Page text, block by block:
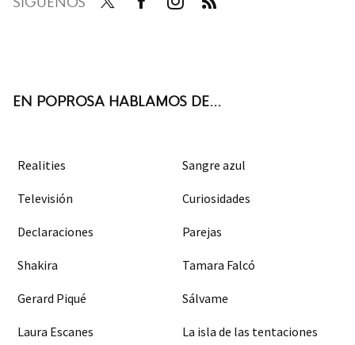
EN POPROSA HABLAMOS DE...
Realities Sangre azul
Televisión Curiosidades
Declaraciones Parejas
Shakira Tamara Falcó
Gerard Piqué Sálvame
Laura Escanes La isla de las tentaciones